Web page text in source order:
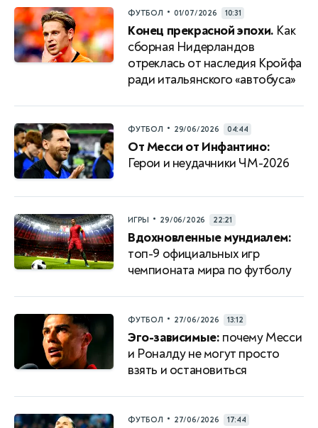
ФУТБОЛ • 01/07/2026 10:31
Конец прекрасной эпохи. Как
сборная Нидерландов
отреклась от наследия Кройфа
ради итальянского «автобуса»
ФУТБОЛ • 29/06/2026 04:44
От Месси от Инфантино:
Герои и неудачники ЧМ-2026
ИГРЫ • 29/06/2026 22:21
Вдохновленные мундиалем:
топ-9 официальных игр
чемпионата мира по футболу
ФУТБОЛ • 27/06/2026 13:12
Эго-зависимые: почему Месси
и Роналду не могут просто
взять и остановиться
ФУТБОЛ • 27/06/2026 17:44